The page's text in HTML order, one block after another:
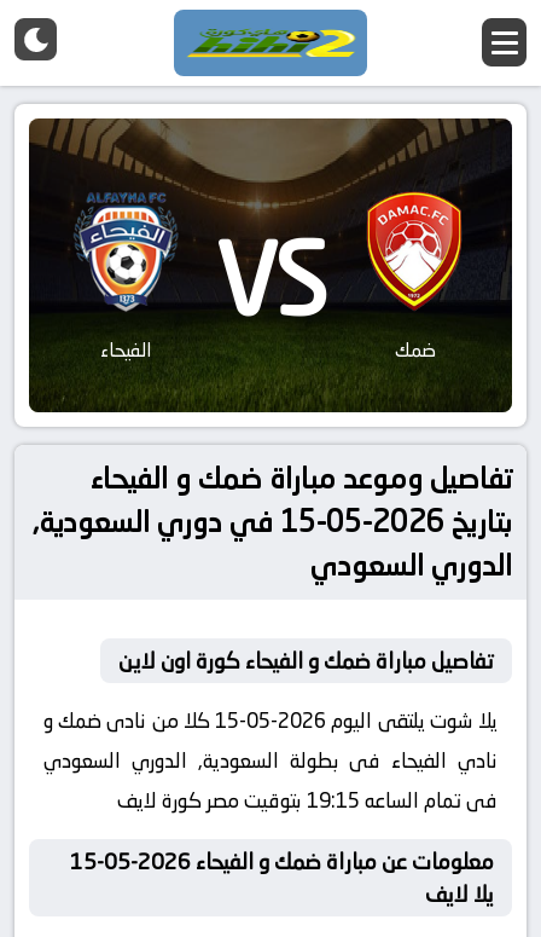
ضمك VS الفيحاء
تفاصيل وموعد مباراة ضمك و الفيحاء
بتاريخ 2026-05-15 في دوري السعودية,
الدوري السعودي
تفاصيل مباراة ضمك و الفيحاء كورة اون لاين
يلا شوت يلتقى اليوم 2026-05-15 كلا من نادى ضمك و
نادي الفيحاء فى بطولة السعودية, الدوري السعودي
فى تمام الساعه 19:15 بتوقيت مصر كورة لايف
معلومات عن مباراة ضمك و الفيحاء 2026-05-15
يلا لايف